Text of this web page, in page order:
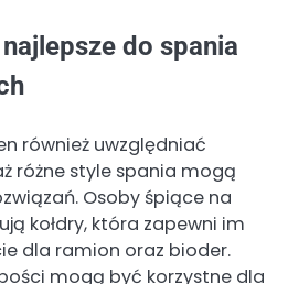
do spania
również uwzględniać
różne style spania mogą
Osoby śpiące na
kołdry, która zapewni im
dla ramion oraz bioder.
mogą być korzystne dla